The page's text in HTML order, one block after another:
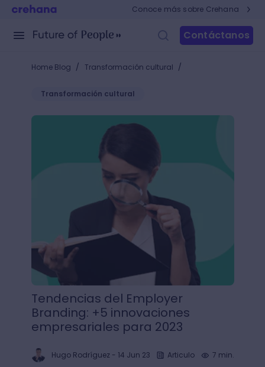
Conoce más sobre Crehana
Contáctanos
Home Blog / Transformación cultural /
Transformación cultural
Tendencias del Employer Branding: +5
Tendencias del Employer
Branding: +5 innovaciones
empresariales para 2023
Hugo Rodríguez- 14 Jun 23 Articulo 7 min.